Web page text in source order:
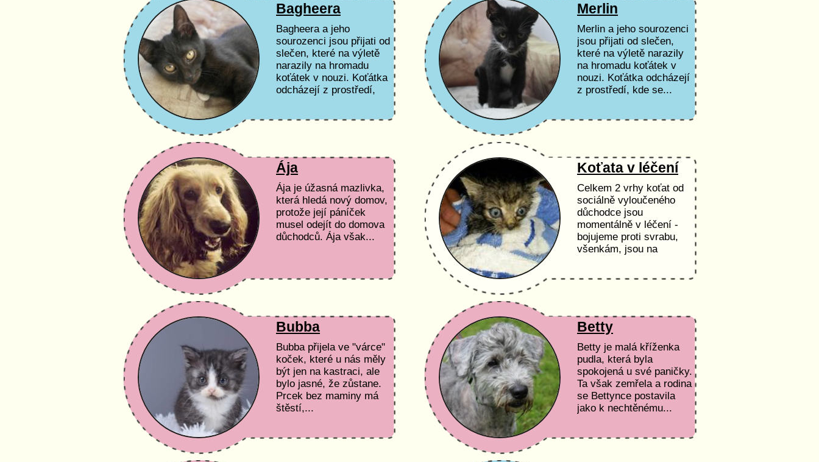
Bagheera
Bagheera a jeho
sourozenci jsou přijati od
slečen, které na výletě
narazily na hromadu
koťátek v nouzi. Koťátka
odcházejí z prostředí,
Merlin
Merlin a jeho sourozenci
jsou přijati od slečen,
které na výletě narazily
na hromadu koťátek v
nouzi. Koťátka odcházejí
z prostředí, kde se...
Ája
Ája je úžasná mazlivka,
která hledá nový domov,
protože její páníček
musel odejít do domova
důchodců. Ája však...
Koťata v léčení
Celkem 2 vrhy koťat od
sociálně vyloučeného
důchodce jsou
momentálně v léčení -
bojujeme proti svrabu,
všenkám, jsou na
Bubba
Bubba přijela ve "várce"
koček, které u nás měly
být jen na kastraci, ale
bylo jasné, že zůstane.
Prcek bez maminy má
štěstí,...
Betty
Betty je malá kříženka
pudla, která byla
spokojená u své paničky.
Ta však zemřela a rodina
se Bettynce postavila
jako k nechtěnému...